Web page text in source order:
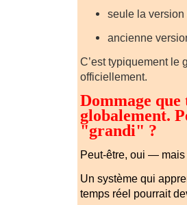
seule la version
ancienne
C’est typiquement le
officiellement.
Dommage que
globalement.
"grandi" ?
Peut-être, oui —
Un système qui
temps réel pourrait